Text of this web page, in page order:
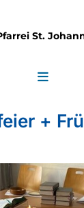
St.
+